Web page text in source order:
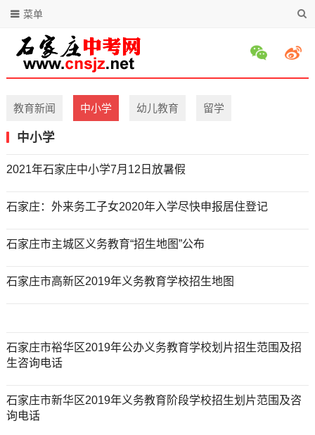
菜单
教育新闻 中小学 幼儿教育 留学
中小学
2021年石家庄中小学7月12日放暑假
石家庄：外来务工子女2020年入学尽快申报居住登记
石家庄市主城区义务教育“招生地图”公布
石家庄市高新区2019年义务教育学校招生地图
石家庄市裕华区2019年公办义务教育学校划片招生范围及招
生咨询电话
石家庄市新华区2019年义务教育阶段学校招生划片范围及咨
询电话